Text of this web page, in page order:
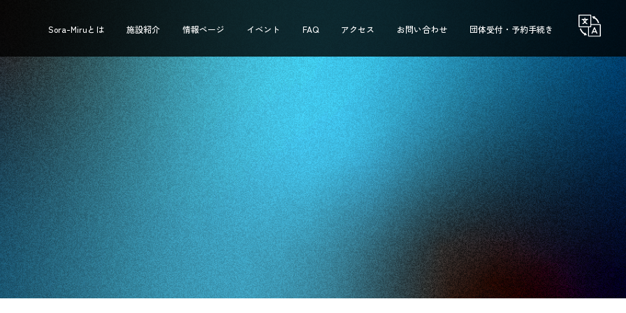
Sora-Miruとは 施設紹介 情報ページ イベント FAQ アクセス お問い合わせ 団体受付・予約手続き